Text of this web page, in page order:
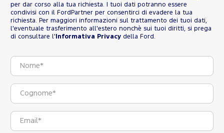
per dar corso alla tua richiesta. I tuoi dati potranno essere
condivisi con il FordPartner per consentirci di evadere la tua
richiesta. Per maggiori informazioni sul trattamento dei tuoi dati,
l'eventuale trasferimento all'estero nonchè sui tuoi diritti, si prega
di consultare l' Informativa Privacy della Ford.